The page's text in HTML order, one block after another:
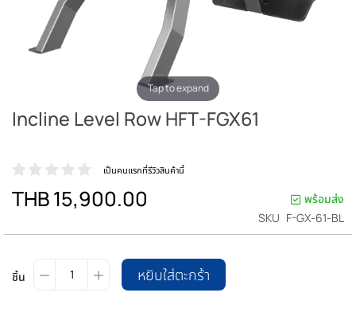
Tap to expand
Incline Level Row HFT-FGX61
เป็นคนแรกที่รีวิวสินค้านี้
THB 15,900.00
พร้อมส่ง
SKU F-GX-61-BL
ชิ้น หยิบใส่ตะกร้า